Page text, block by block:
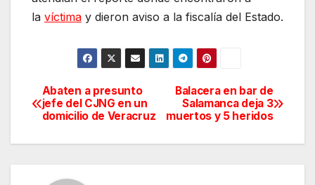
la víctima y dieron aviso a la fiscalía del Estado.
Navegación
de
Balacera en bar de
Salamanca deja 3
muertos y 5 heridos
Abaten a presunto
jefe del CJNG en un
domicilio de Veracruz